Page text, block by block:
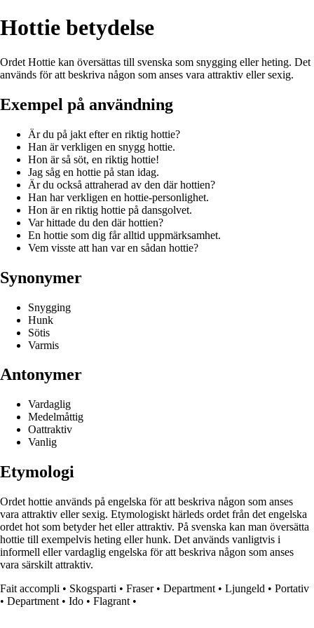
Hottie betydelse
Ordet Hottie kan översättas till svenska som snygging eller heting. Det
används för att beskriva någon som anses vara attraktiv eller sexig.
Exempel på användning
Är du på jakt efter en riktig hottie?
Han är verkligen en snygg hottie.
Hon är så söt, en riktig hottie!
Jag såg en hottie på stan idag.
Är du också attraherad av den där hottien?
Han har verkligen en hottie-personlighet.
Hon är en riktig hottie på dansgolvet.
Var hittade du den där hottien?
En hottie som dig får alltid uppmärksamhet.
Vem visste att han var en sådan hottie?
Synonymer
Snygging
Hunk
Sötis
Varmis
Antonymer
Vardaglig
Medelmåttig
Oattraktiv
Vanlig
Etymologi
Ordet hottie används på engelska för att beskriva någon som anses
vara attraktiv eller sexig. Etymologiskt härleds ordet från det engelska
ordet hot som betyder het eller attraktiv. På svenska kan man översätta
hottie till exempelvis heting eller hunk. Det används vanligtvis i
informell eller vardaglig engelska för att beskriva någon som anses
vara särskilt attraktiv.
Fait accompli • Skogsparti • Fraser• Department • Ljungeld • Portativ
• Department • Ido • Flagrant •